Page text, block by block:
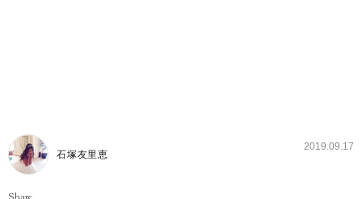
石塚友里恵
2019.09.17